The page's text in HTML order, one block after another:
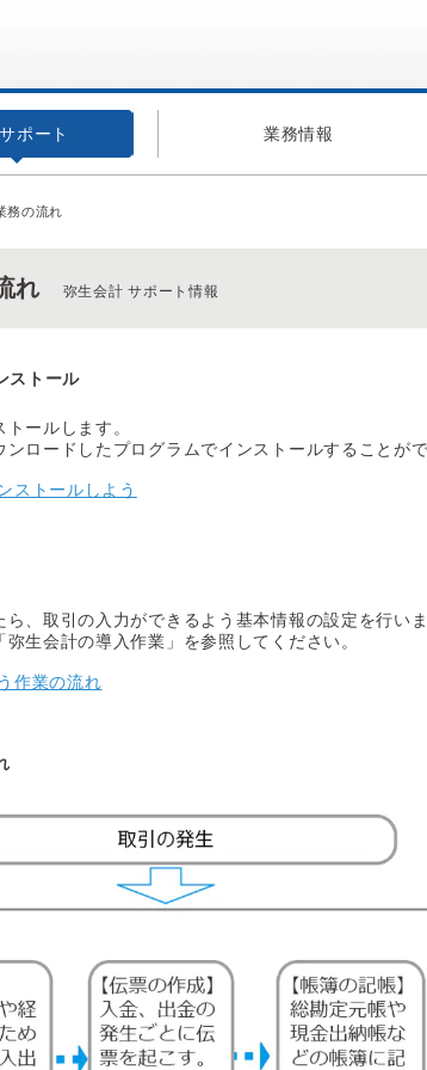
ポート 業務情報
務の流れ
れ 弥生会計 サポート情報
ストール
ールします。
ンロードしたプログラムでインストールすることが
ストールしよう
ら、取引の入力ができるよう基本情報の設定を行い
弥生会計の導入作業」を参照してください。
作業の流れ